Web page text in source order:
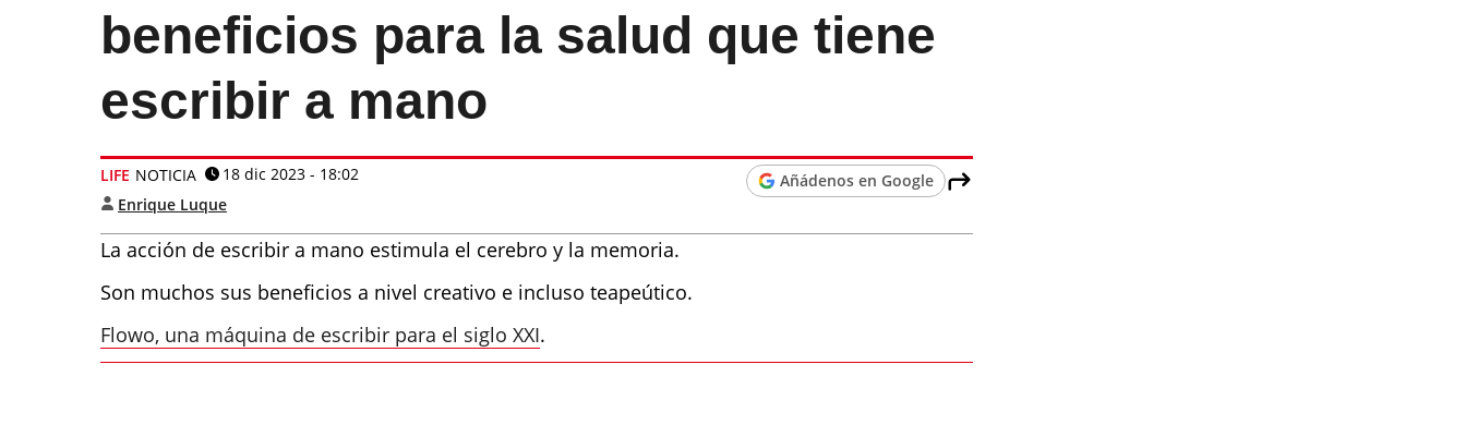
beneficios para la salud que tiene
escribir a mano
LIFE NOTICIA
18 dic 2023 - 18:02
Enrique Luque
Añádenos en Google
La acción de escribir a mano estimula el cerebro y la memoria.
Son muchos sus beneficios a nivel creativo e incluso teapeútico.
Flowo, una máquina de escribir para el siglo XXI.